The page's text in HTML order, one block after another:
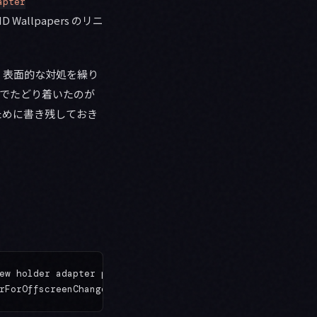
Wallpapers のリニ
面的な対処を繰り
たどり着いたのが
に書き残しておき
holder adapter positionViewHolder